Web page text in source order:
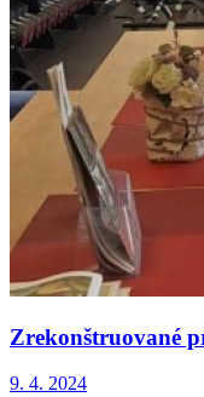
Zrekonštruované
9. 4. 2024